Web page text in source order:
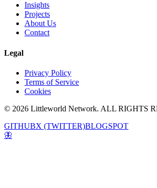
Insights
Projects
About Us
Contact
Legal
Privacy Policy
Terms of Service
Cookies
© 2026 Littleworld Network. ALL RIGHTS
GITHUBX (TWITTER)BLOGSPOT
🦋